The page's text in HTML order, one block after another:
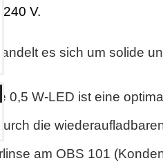
240 V.
es sich um solide
0,5 W-LED ist eine
die
am OBS 101